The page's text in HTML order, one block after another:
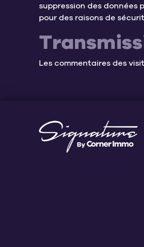
suppression des données
pour des raisons de
Les commentaires des